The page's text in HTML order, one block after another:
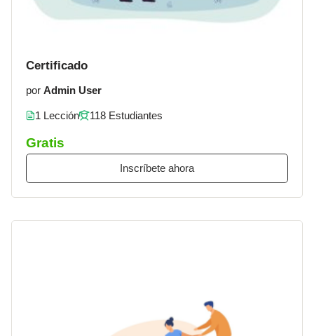
Certificado
por Admin User
1 Lección 118 Estudiantes
Gratis
Inscríbete ahora